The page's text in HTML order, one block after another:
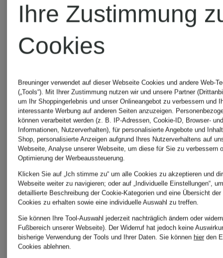
Aylin
Koenig
CG -
CLUB
of
GENTS
CODELLO
OLYMP
Ihre Zustimmung
Cookies
Breuninger verwendet auf dieser Webseite Cookies und andere Web-
(„Tools“). Mit Ihrer Zustimmung nutzen wir und unsere Partner
um Ihr Shoppingerlebnis und unser Onlineangebot zu verbessern und
interessante Werbung auf anderen Seiten anzuzeigen.
können verarbeitet werden (z. B. IP-Adressen, Cookie-ID, Browser-
Informationen, Nutzerverhalten), für personalisierte Angebote und
Shop, personalisierte Anzeigen aufgrund Ihres Nutzerverhaltens auf
Webseite, Analyse unserer Webseite, um diese für Sie zu verbessern
Optimierung der Werbeaussteuerung.
Klicken Sie auf „Ich stimme zu“ um alle Cookies zu akzeptieren und
Webseite weiter zu navigieren; oder auf „Individuelle Einstellungen“,
detaillierte Beschreibung der Cookie-Kategorien und eine Übersicht
Cookies zu erhalten sowie eine individuelle Auswahl zu treffen.
Sie können Ihre Tool-Auswahl jederzeit nachträglich ändern oder
Fußbereich unserer Webseite). Der Widerruf hat jedoch keine
bisherige Verwendung der Tools und Ihrer Daten. Sie können hier den
Cookies ablehnen.